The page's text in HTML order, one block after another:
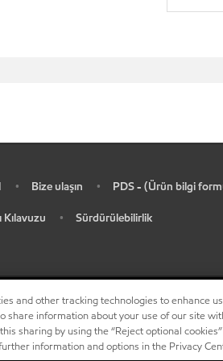
• Bize ulaşın • PDS - (Ürün bilgi
Kılavuzu • Sürdürülebilirlik
and other tracking technologies to enhance
share information about your use of our site
sharing by using the “Reject optional
information and options in the Privacy